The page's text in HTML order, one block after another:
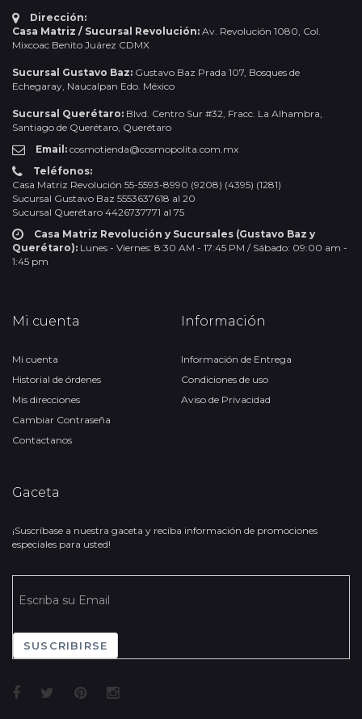
Dirección:
Casa Matriz / Sucursal Revolución: Av. Revolución 1080, Col.
Mixcoac Benito Juárez CDMX
Sucursal Gustavo Baz: Gustavo Baz Prada 107, Bosques de
Echegaray, Naucalpan Edo. México
Sucursal Querétaro: Blvd. Centro Sur #32, Fracc. La Alhambra,
Santiago de Querétaro, Querétaro
Email: cosmotienda@cosmopolita.com.mx
Teléfonos:
Casa Matriz Revolución 55-5593-8990 (9208) (4395) (1281)
Sucursal Gustavo Baz 5553637618 al 20
Sucursal Querétaro 4426737771 al 75
Casa Matriz Revolución y Sucursales (Gustavo Baz y
Querétaro): Lunes - Viernes: 8:30 AM - 17:45 PM / Sábado: 09:00 am -
1:45 pm
Mi cuenta
Mi cuenta
Historial de órdenes
Mis direcciones
Cambiar Contraseña
Contactanos
Información
Información de Entrega
Condiciones de uso
Aviso de Privacidad
Gaceta
¡Suscríbase a nuestra gaceta y reciba información de promociones
especiales para usted!
SUSCRIBIRSE